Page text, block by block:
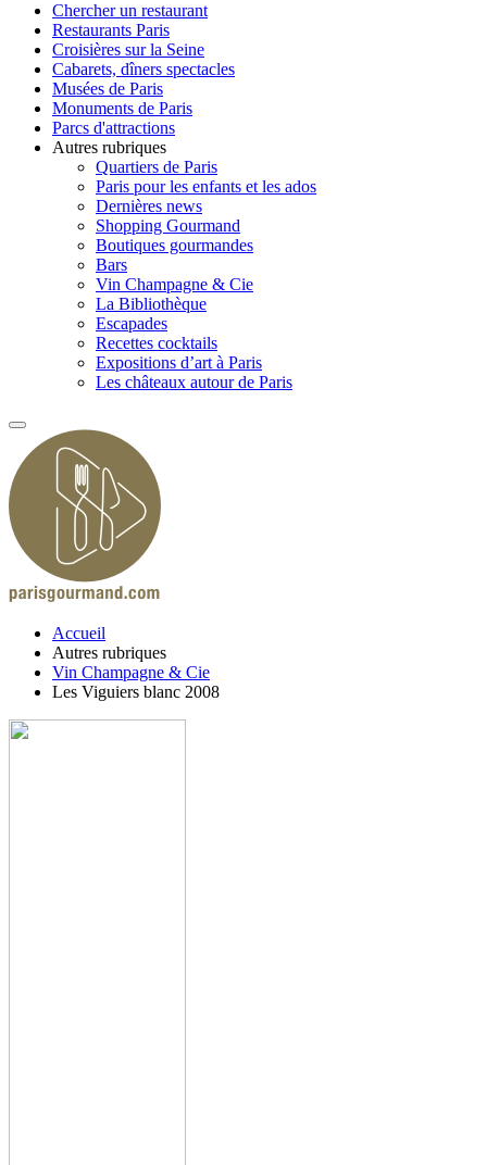
Chercher un restaurant
Restaurants Paris
Croisières sur la Seine
Cabarets, dîners spectacles
Musées de Paris
Monuments de Paris
Parcs d'attractions
Autres rubriques
Quartiers de Paris
Paris pour les enfants et les ados
Dernières news
Shopping Gourmand
Boutiques gourmandes
Bars
Vin Champagne & Cie
La Bibliothèque
Escapades
Recettes cocktails
Expositions d’art à Paris
Les châteaux autour de Paris
Accueil
Autres rubriques
Vin Champagne & Cie
Les Viguiers blanc 2008